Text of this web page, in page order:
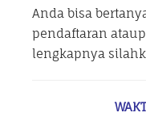
Anda bisa
pendaftaran
lengkapnya